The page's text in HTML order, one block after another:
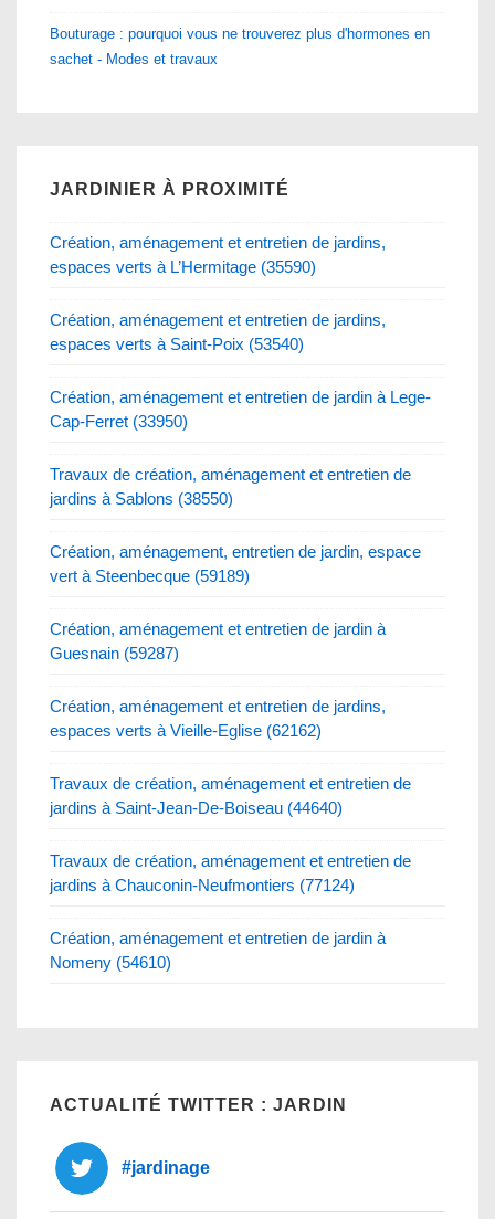
Bouturage : pourquoi vous ne trouverez plus d'hormones en
sachet - Modes et travaux
JARDINIER À PROXIMITÉ
Création, aménagement et entretien de jardins,
espaces verts à L’Hermitage (35590)
Création, aménagement et entretien de jardins,
espaces verts à Saint-Poix (53540)
Création, aménagement et entretien de jardin à Lege-
Cap-Ferret (33950)
Travaux de création, aménagement et entretien de
jardins à Sablons (38550)
Création, aménagement, entretien de jardin, espace
vert à Steenbecque (59189)
Création, aménagement et entretien de jardin à
Guesnain (59287)
Création, aménagement et entretien de jardins,
espaces verts à Vieille-Eglise (62162)
Travaux de création, aménagement et entretien de
jardins à Saint-Jean-De-Boiseau (44640)
Travaux de création, aménagement et entretien de
jardins à Chauconin-Neufmontiers (77124)
Création, aménagement et entretien de jardin à
Nomeny (54610)
ACTUALITÉ TWITTER : JARDIN
#jardinage